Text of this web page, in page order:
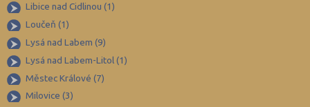
České Budějovice (173)
Český Krumlov (49)
Děčín (106)
Domažlice (49)
Frýdek-Místek (164)
Libice nad Cidlinou (1)
Loučeň (1)
Lysá nad Labem (9)
Lysá nad Labem-Litol (1)
Městec Králové (7)
Milovice (3)